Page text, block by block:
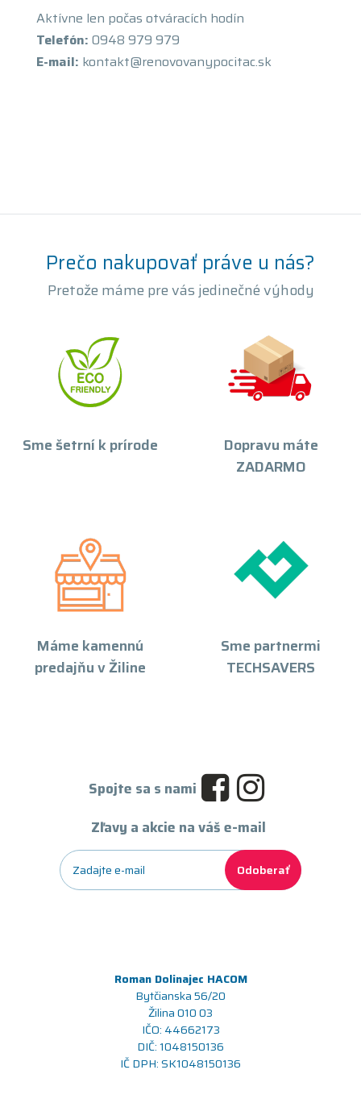
Aktívne len počas otváracích hodín
Telefón: 0948 979 979
E-mail: kontakt@renovovanypocitac.sk
Prečo nakupovať práve u nás?
Pretože máme pre vás jedinečné výhody
Sme šetrní k prírode
Dopravu máte
ZADARMO
Máme kamennú
predajňu v Žiline
Sme partnermi
TECHSAVERS
Spojte sa s nami
Zľavy a akcie na váš e-mail
Odoberať
Roman Dolinajec HACOM
Bytčianska 56/20
Žilina 010 03
IČO: 44662173
DIČ: 1048150136
IČ DPH: SK1048150136